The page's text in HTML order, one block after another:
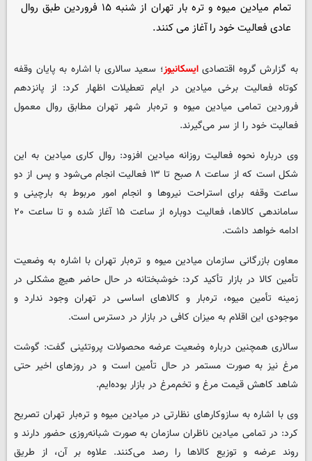
تمام میادین میوه و تره بار تهران از شنبه ۱۵ فروردین طبق روال
عادی فعالیت خود را آغاز می کنند.
به گزارش گروه اقتصادیایسکانیوز؛ سعید سالاری با اشاره به پایان وقفه
کوتاه فعالیت برخی میادین در ایام تعطیلات اظهار کرد: از پانزدهم
فروردین تمامی میادین میوه و تره‌بار شهر تهران مطابق روال معمول
فعالیت خود را از سر می‌گیرند.
وی درباره نحوه فعالیت روزانه میادین افزود: روال کاری میادین به این
شکل است که از ساعت ۸ صبح تا ۱۳ فعالیت انجام می‌شود و پس از دو
ساعت وقفه برای استراحت نیروها و انجام امور مربوط به بارچینی و
ساماندهی کالاها، فعالیت دوباره از ساعت ۱۵ آغاز شده و تا ساعت ۲۰
ادامه خواهد داشت.
معاون بازرگانی سازمان میادین میوه و تره‌بار تهران با اشاره به وضعیت
تأمین کالا در بازار تأکید کرد: خوشبختانه در حال حاضر هیچ مشکلی در
زمینه تأمین میوه، تره‌بار و کالاهای اساسی در تهران وجود ندارد و
موجودی این اقلام به میزان کافی در بازار در دسترس است.
سالاری همچنین درباره وضعیت عرضه محصولات پروتئینی گفت: گوشت
مرغ نیز به صورت مستمر در حال تأمین است و در روزهای اخیر حتی
شاهد کاهش قیمت مرغ و تخم‌مرغ در بازار بوده‌ایم.
وی با اشاره به سازوکارهای نظارتی در میادین میوه و تره‌بار تهران تصریح
کرد: در تمامی میادین ناظران سازمان به صورت شبانه‌روزی حضور دارند و
روند عرضه و توزیع کالاها را رصد می‌کنند. علاوه بر آن، از طریق